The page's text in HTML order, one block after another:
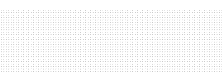
MAIL